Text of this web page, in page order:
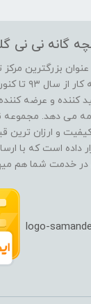
گانه نی نی
بزرگترین
می باشد که
کننده و عرضه
می دهد. مجموعه
و ارزان ترین
داده است که با
خدمت شما هم